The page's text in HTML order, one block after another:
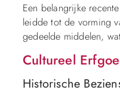
Een belangrijke
leidde tot de vorming
gedeelde middelen,
Cultureel
Historische